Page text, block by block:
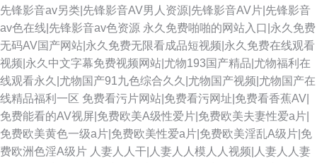
先锋影音av另类|先锋影音AV男人资源|先锋影音AV片|先锋影音
av色在线|先锋影音av色资源 永久免费啪啪的网站入口|永久免费
无码AV国产网站|永久免费无限看成品短视频|永久免费在线观看
视频|永久中文字幕免费视频网站|尤物193国产精品|尤物福利在
线观看永久|尤物国产91九色综合久久|尤物国产视频|尤物国产在
线精品福利一区 免费看污片网站|免费看污网址|免费看香蕉AV|
免费能看的AV视屏|免费欧美A级性爱片|免费欧美夫妻性爱a片|
免费欧美黄色一级a片|免费欧美性爱a片|免费欧美淫乱A级片|免
费欧洲色淫A级片 人妻人人干|人妻人人模人人视频|人妻人人妻